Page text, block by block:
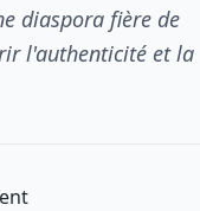
diaspora fière de
l'authenticité et la